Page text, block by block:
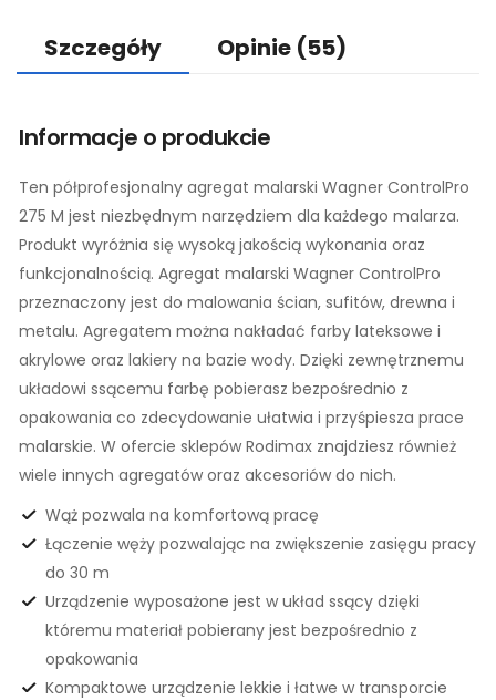
Szczegóły Opinie (55)
Informacje o produkcie
Ten półprofesjonalny agregat malarski Wagner ControlPro
275 M jest niezbędnym narzędziem dla każdego malarza.
Produkt wyróżnia się wysoką jakością wykonania oraz
funkcjonalnością. Agregat malarski Wagner ControlPro
przeznaczony jest do malowania ścian, sufitów, drewna i
metalu. Agregatem można nakładać farby lateksowe i
akrylowe oraz lakiery na bazie wody. Dzięki zewnętrznemu
układowi ssącemu farbę pobierasz bezpośrednio z
opakowania co zdecydowanie ułatwia i przyśpiesza prace
malarskie. W ofercie sklepów Rodimax znajdziesz również
wiele innych agregatów oraz akcesoriów do nich.
Wąż pozwala na komfortową pracę
Łączenie węży pozwalając na zwiększenie zasięgu pracy
do 30 m
Urządzenie wyposażone jest w układ ssący dzięki
któremu materiał pobierany jest bezpośrednio z
opakowania
Kompaktowe urządzenie lekkie i łatwe w transporcie